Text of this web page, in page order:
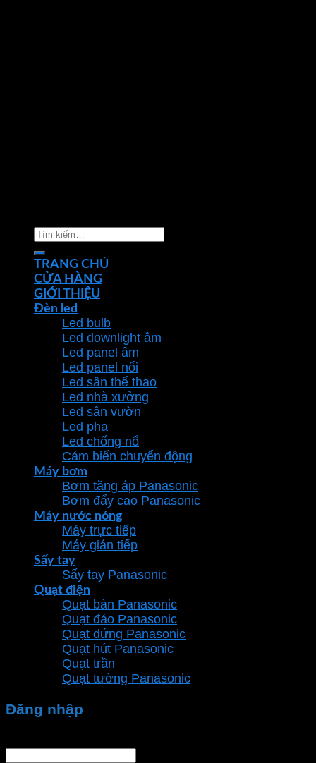
Tìm
kiếm:
TRANG CHỦ
CỬA HÀNG
GIỚI THIỆU
Đèn led
Led bulb
Led downlight âm
Led panel âm
Led panel nổi
Led sân thể thao
Led nhà xưởng
Led sân vườn
Led pha
Led chống nổ
Cảm biến chuyển động
Máy bơm
Bơm tăng áp Panasonic
Bơm đẩy cao Panasonic
Máy nước nóng
Máy trực tiếp
Máy gián tiếp
Sấy tay
Sấy tay Panasonic
Quạt điện
Quạt bàn Panasonic
Quạt đảo Panasonic
Quạt đứng Panasonic
Quạt hút Panasonic
Quạt trần
Quạt tường Panasonic
Đăng nhập